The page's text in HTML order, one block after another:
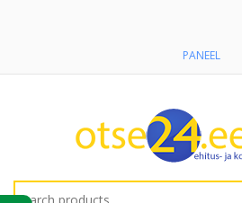
PANEEL
Search